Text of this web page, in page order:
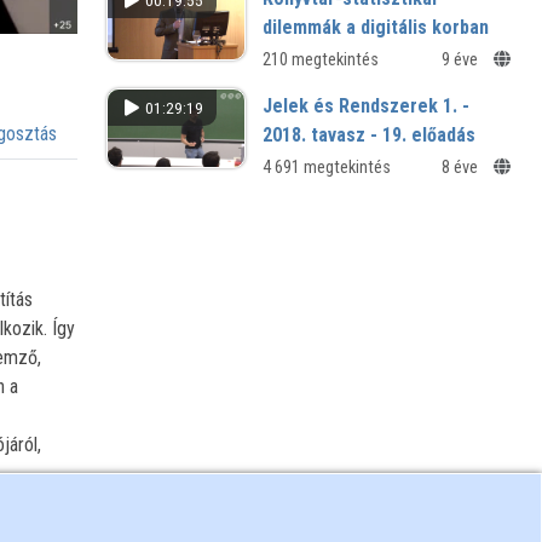
Így
a
dilemmák a digitális korban
210 megtekintés 9 éve
01:29:19
Jelek és Rendszerek 1. -
2018. tavasz - 19. előadás
4 691 megtekintés 8 éve